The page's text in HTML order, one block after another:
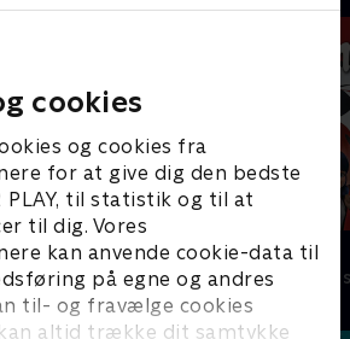
cookies
og cookies fra
for at give dig den bedste
PLAY, til statistik og til at
til dig. Vores
kan anvende cookie-data til
på egne og andres
til- og fravælge cookies
altid trække dit samtykke
Miraculous
Børneserier • 3